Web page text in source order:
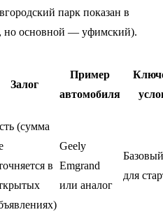
парк показан в
но основной — уфимский).
Залог
Пример
автомобиля
(сумма
в
Geely
Emgrand
или аналог
для